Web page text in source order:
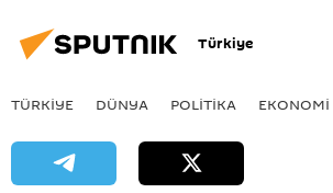
Türkiye
TÜRKIYE DÜNYA POLİTİKA EKONOMİ